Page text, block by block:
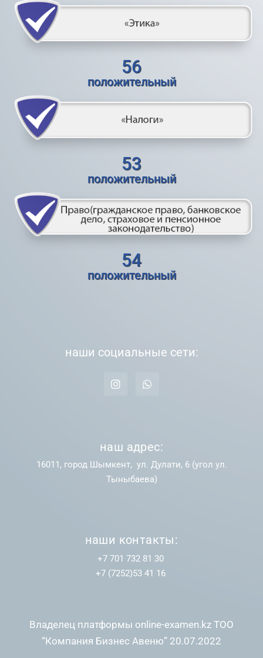
56
положительный
53
положительный
54
положительный
наши социальные сети:
наш адрес:
16011, город Шымкент, ул. Дулати, 6 (угол ул.
Тыныбаева)
наши контакты:
+7 701 732 81 30
+7 (7252)53 41 16
Владелец платформы online-examen.kz ТОО
“Компания Бизнес Авеню” 20.07.2022